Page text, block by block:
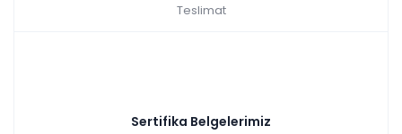
Teslimat
Sertifika Belgelerimiz